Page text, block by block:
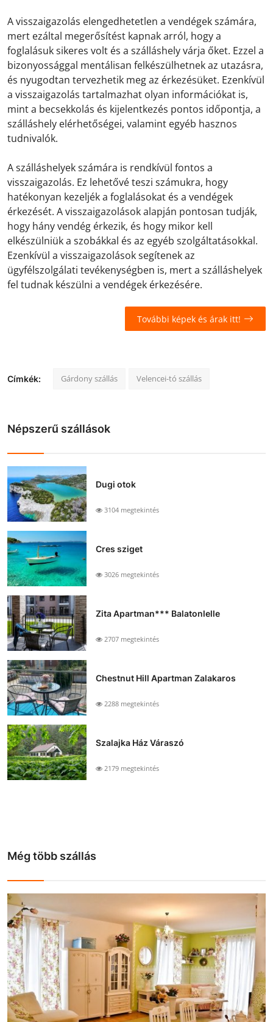
A visszaigazolás elengedhetetlen a vendégek számára,
mert ezáltal megerősítést kapnak arról, hogy a
foglalásuk sikeres volt és a szálláshely várja őket. Ezzel a
bizonyossággal mentálisan felkészülhetnek az utazásra,
és nyugodtan tervezhetik meg az érkezésüket. Ezenkívül
a visszaigazolás tartalmazhat olyan információkat is,
mint a becsekkolás és kijelentkezés pontos időpontja, a
szálláshely elérhetőségei, valamint egyéb hasznos
tudnivalók.
A szálláshelyek számára is rendkívül fontos a
visszaigazolás. Ez lehetővé teszi számukra, hogy
hatékonyan kezeljék a foglalásokat és a vendégek
érkezését. A visszaigazolások alapján pontosan tudják,
hogy hány vendég érkezik, és hogy mikor kell
elkészülniük a szobákkal és az egyéb szolgáltatásokkal.
Ezenkívül a visszaigazolások segítenek az
ügyfélszolgálati tevékenységben is, mert a szálláshelyek
fel tudnak készülni a vendégek érkezésére.
További képek és árak itt!
Címkék: Gárdony szállás Velencei-tó szállás
Népszerű szállások
Dugi otok
3104 megtekintés
Cres sziget
3026 megtekintés
Zita Apartman*** Balatonlelle
2707 megtekintés
Chestnut Hill Apartman Zalakaros
2288 megtekintés
Szalajka Ház Váraszó
2179 megtekintés
Még több szállás